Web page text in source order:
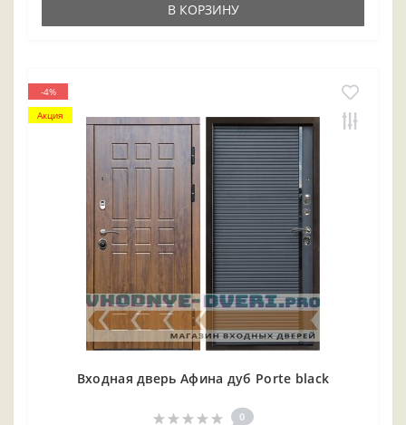
В КОРЗИНУ
-4%
Акция
Входная дверь Афина дуб Porte black
0